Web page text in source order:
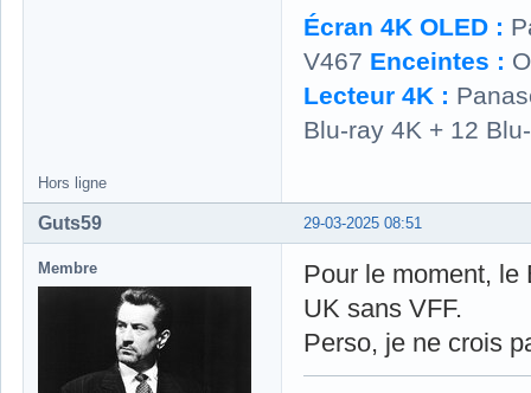
Écran 4K OLED :
V467 Enceintes :
Lecteur 4K :
Blu-ray 4K + 12
Hors ligne
29-03-2025 08:51
Guts59
Membre
Pour le moment, le
UK sans VFF.
Perso, je ne crois